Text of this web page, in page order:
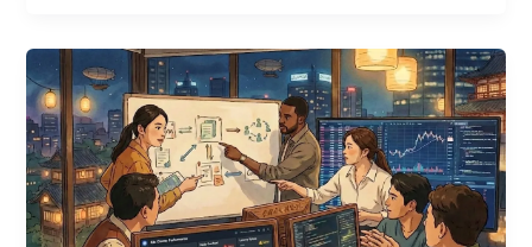
CMoney
工
程
文
化：
為
什